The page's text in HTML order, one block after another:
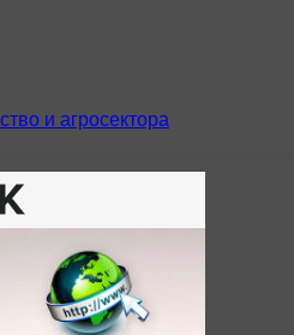
и агросектора